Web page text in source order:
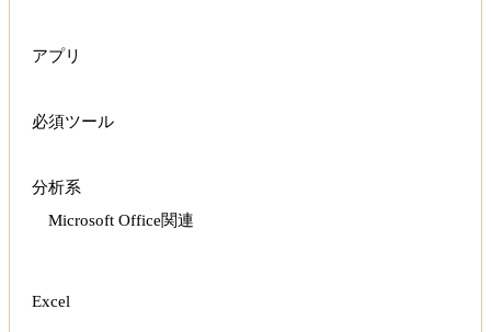
アプリ
必須ツール
分析系
Microsoft Office関連
Excel